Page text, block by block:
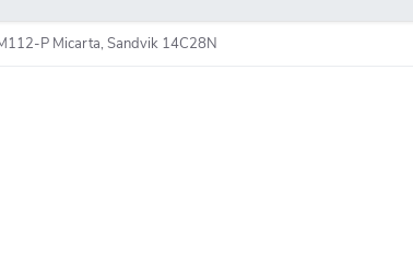
P Micarta, Sandvik 14C28N